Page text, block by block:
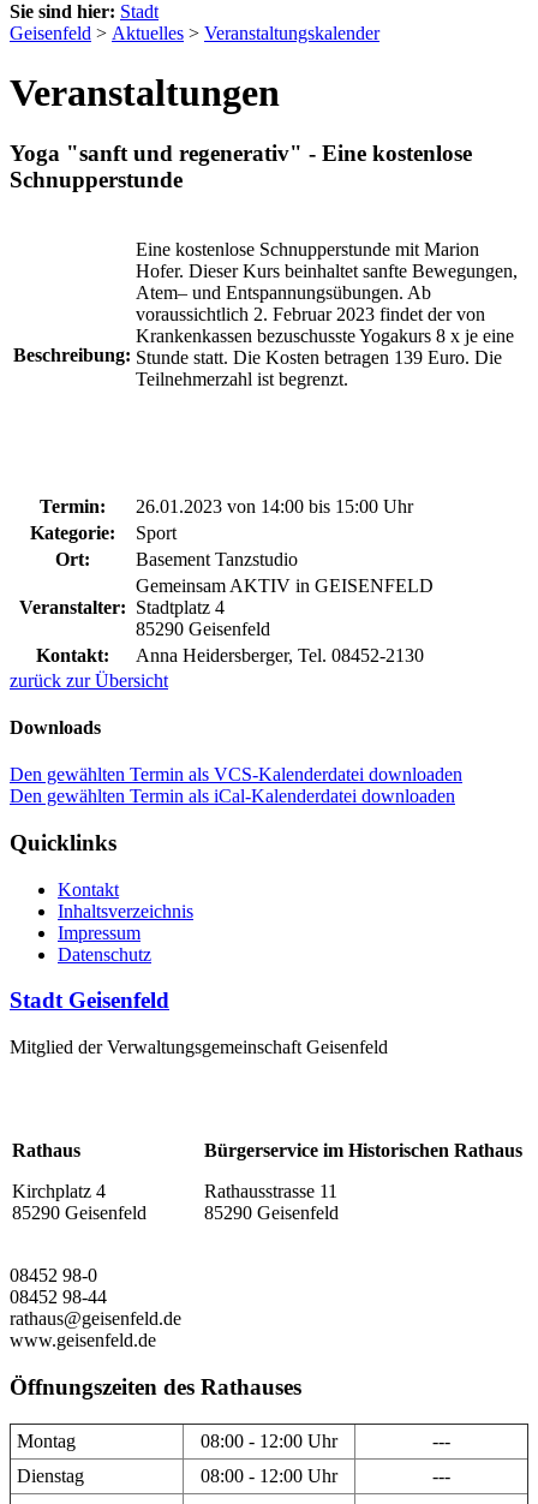
Sie sind hier: Stadt
Geisenfeld > Aktuelles > Veranstaltungskalender
Veranstaltungen
Yoga "sanft und regenerativ" - Eine kostenlose
Schnupperstunde
Beschreibung:
Eine kostenlose Schnupperstunde mit Marion
Hofer. Dieser Kurs beinhaltet sanfte Bewegungen,
Atem– und Entspannungsübungen. Ab
voraussichtlich 2. Februar 2023 findet der von
Krankenkassen bezuschusste Yogakurs 8 x je eine
Stunde statt. Die Kosten betragen 139 Euro. Die
Teilnehmerzahl ist begrenzt.
Termin: 26.01.2023 von 14:00 bis 15:00 Uhr
Kategorie:
Sport
Ort:
Basement Tanzstudio
Veranstalter:
Gemeinsam AKTIV in GEISENFELD
Stadtplatz 4
85290 Geisenfeld
Kontakt:
Anna Heidersberger, Tel. 08452-2130
zurück zur Übersicht
Downloads
Den gewählten Termin als VCS-Kalenderdatei downloaden
Den gewählten Termin als iCal-Kalenderdatei downloaden
Quicklinks
Kontakt
Inhaltsverzeichnis
Impressum
Datenschutz
Stadt Geisenfeld
Mitglied der Verwaltungsgemeinschaft Geisenfeld
Rathaus
Kirchplatz 4
85290 Geisenfeld
Bürgerservice im Historischen Rathaus
Rathausstrasse 11
85290 Geisenfeld
08452 98-0
08452 98-44
rathaus@geisenfeld.de
www.geisenfeld.de
Öffnungszeiten des Rathauses
Montag 08:00 - 12:00 Uhr
---
Dienstag
08:00 - 12:00 Uhr ---